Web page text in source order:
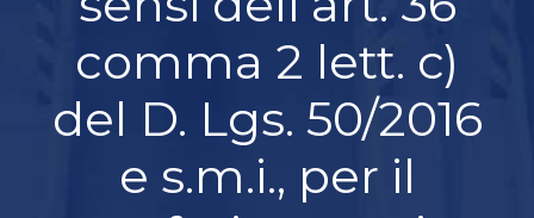
comma 2 lett. c)
del D. Lgs. 50/2016
e s.m.i., per il